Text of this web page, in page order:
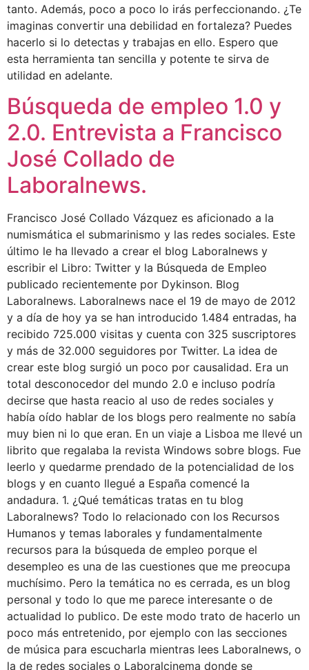
tanto. Además, poco a poco lo irás perfeccionando. ¿Te
imaginas convertir una debilidad en fortaleza? Puedes
hacerlo si lo detectas y trabajas en ello. Espero que
esta herramienta tan sencilla y potente te sirva de
utilidad en adelante.
Búsqueda de empleo 1.0 y
2.0. Entrevista a Francisco
José Collado de
Laboralnews.
Francisco José Collado Vázquez es aficionado a la
numismática el submarinismo y las redes sociales. Este
último le ha llevado a crear el blog Laboralnews y
escribir el Libro: Twitter y la Búsqueda de Empleo
publicado recientemente por Dykinson. Blog
Laboralnews. Laboralnews nace el 19 de mayo de 2012
y a día de hoy ya se han introducido 1.484 entradas, ha
recibido 725.000 visitas y cuenta con 325 suscriptores
y más de 32.000 seguidores por Twitter. La idea de
crear este blog surgió un poco por causalidad. Era un
total desconocedor del mundo 2.0 e incluso podría
decirse que hasta reacio al uso de redes sociales y
había oído hablar de los blogs pero realmente no sabía
muy bien ni lo que eran. En un viaje a Lisboa me llevé un
librito que regalaba la revista Windows sobre blogs. Fue
leerlo y quedarme prendado de la potencialidad de los
blogs y en cuanto llegué a España comencé la
andadura. 1. ¿Qué temáticas tratas en tu blog
Laboralnews? Todo lo relacionado con los Recursos
Humanos y temas laborales y fundamentalmente
recursos para la búsqueda de empleo porque el
desempleo es una de las cuestiones que me preocupa
muchísimo. Pero la temática no es cerrada, es un blog
personal y todo lo que me parece interesante o de
actualidad lo publico. De este modo trato de hacerlo un
poco más entretenido, por ejemplo con las secciones
de música para escucharla mientras lees Laboralnews, o
la de redes sociales o Laboralcinema donde se